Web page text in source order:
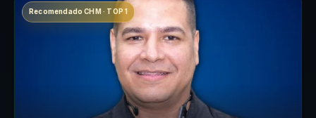
Recomendado CHM · TOP 1